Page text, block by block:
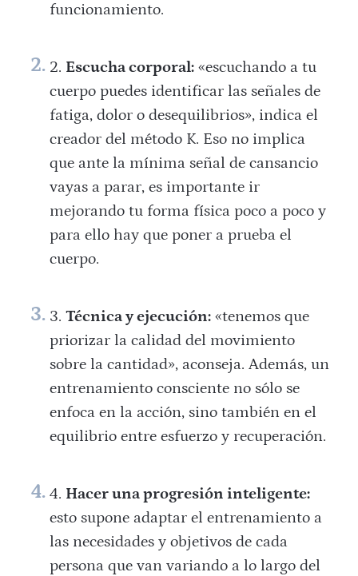
funcionamiento.
Escucha corporal:«escuchando a tu
cuerpo puedes identificar las señales de
fatiga, dolor o desequilibrios», indica el
creador del método K. Eso no implica
que ante la mínima señal de cansancio
vayas a parar, es importante ir
mejorando tu forma física poco a poco y
para ello hay que poner a prueba el
cuerpo.
Técnica y ejecución:«tenemos que
priorizar la calidad del movimiento
sobre la cantidad», aconseja. Además, un
entrenamiento consciente no sólo se
enfoca en la acción, sino también en el
equilibrio entre esfuerzo y recuperación.
Hacer una progresión inteligente:
esto supone adaptar el entrenamiento a
las necesidades y objetivos de cada
persona que van variando a lo largo del